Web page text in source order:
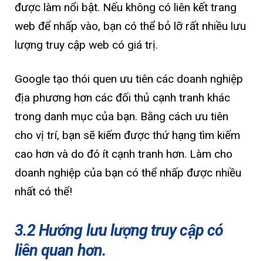
được làm nổi bật. Nếu không có liên kết trang
web để nhấp vào, bạn có thể bỏ lỡ rất nhiều lưu
lượng truy cập web có giá trị.
Google tạo thói quen ưu tiên các doanh nghiệp
địa phương hơn các đối thủ cạnh tranh khác
trong danh mục của bạn. Bằng cách ưu tiên
cho vị trí, bạn sẽ kiếm được thứ hạng tìm kiếm
cao hơn và do đó ít cạnh tranh hơn. Làm cho
doanh nghiệp của bạn có thể nhấp được nhiều
nhất có thể!
3.2 Hướng lưu lượng truy cập có
liên quan hơn.